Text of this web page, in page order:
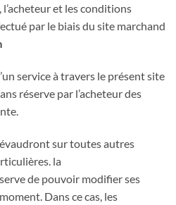
et les conditions
par le biais du site marchand
service à travers le présent site
réserve par l’acheteur des
sur toutes autres
la
de pouvoir modifier ses
Dans ce cas, les